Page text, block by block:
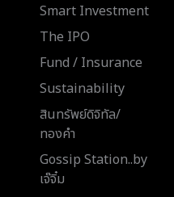
Smart Investment
The IPO
Fund / Insurance
Sustainability
สินทรัพย์ดิจิทัล/
ทองคำ
Gossip Station..by
เจ๊จิ๋ม